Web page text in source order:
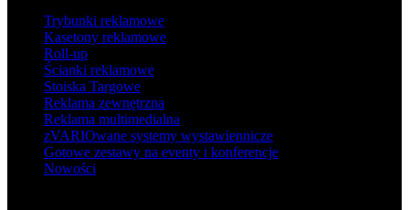
Trybunki reklamowe
Kasetony reklamowe
Roll-up
Ścianki reklamowe
Stoiska Targowe
Reklama zewnętrzna
Reklama multimedialna
zVARIOwane systemy wystawiennicze
Gotowe zestawy na eventy i konferencje
Nowości